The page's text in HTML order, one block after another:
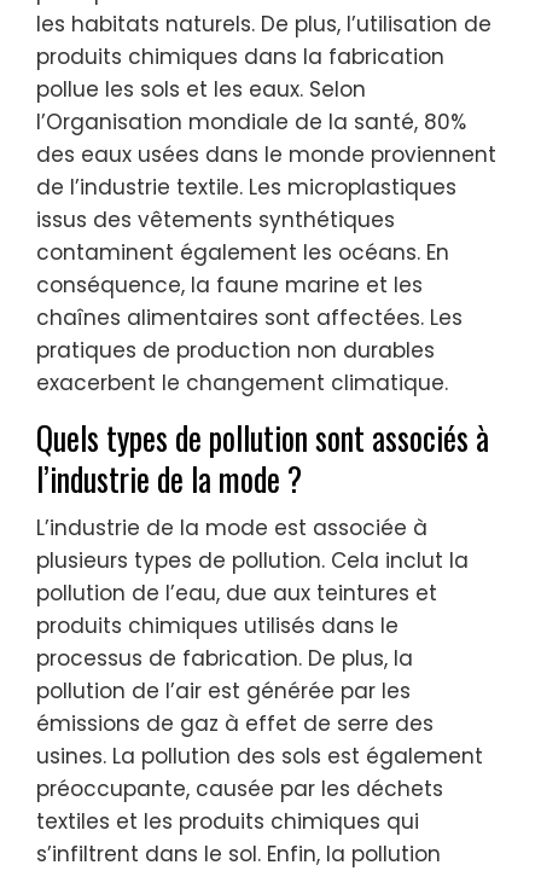
les habitats naturels. De plus, l’utilisation de
produits chimiques dans la fabrication
pollue les sols et les eaux. Selon
l’Organisation mondiale de la santé, 80%
des eaux usées dans le monde proviennent
de l’industrie textile. Les microplastiques
issus des vêtements synthétiques
contaminent également les océans. En
conséquence, la faune marine et les
chaînes alimentaires sont affectées. Les
pratiques de production non durables
exacerbent le changement climatique.
Quels types de pollution sont associés à
l’industrie de la mode ?
L’industrie de la mode est associée à
plusieurs types de pollution. Cela inclut la
pollution de l’eau, due aux teintures et
produits chimiques utilisés dans le
processus de fabrication. De plus, la
pollution de l’air est générée par les
émissions de gaz à effet de serre des
usines. La pollution des sols est également
préoccupante, causée par les déchets
textiles et les produits chimiques qui
s’infiltrent dans le sol. Enfin, la pollution